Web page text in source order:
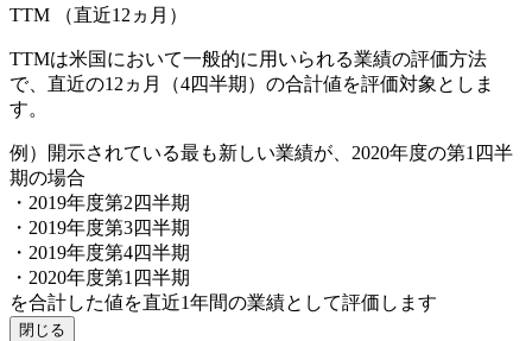
TTM （直近12ヵ月）
TTMは米国において一般的に用いられる業績の評価方法
で、直近の12ヵ月（4四半期）の合計値を評価対象としま
す。
例）開示されている最も新しい業績が、2020年度の第1四半
期の場合
・2019年度第2四半期
・2019年度第3四半期
・2019年度第4四半期
・2020年度第1四半期
を合計した値を直近1年間の業績として評価します
閉じる